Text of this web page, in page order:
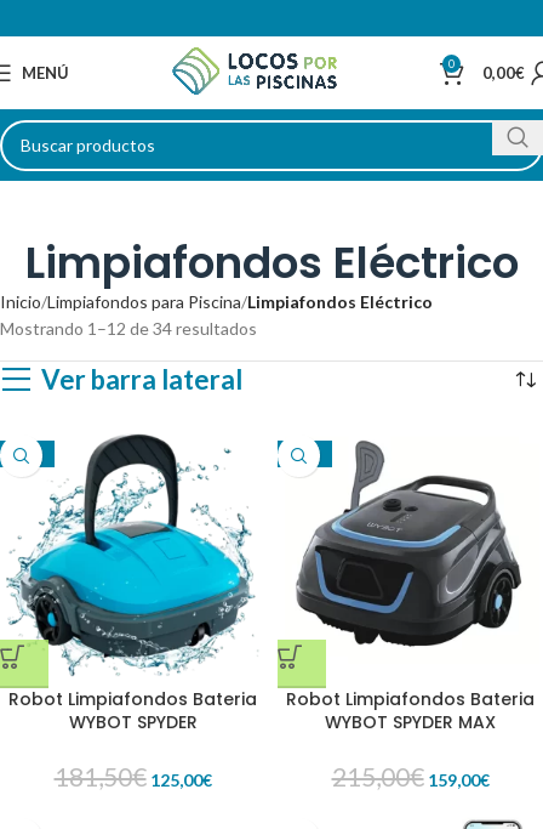
MENÚ 0 0,00€
Limpiafondos Eléctrico
Inicio Limpiafondos para Piscina Limpiafondos Eléctrico
Mostrando 1–12 de 34 resultados
Ver barra lateral
-31%
Robot Limpiafondos Bateria
WYBOT SPYDER
181,50€ 125,00€
-26%
Robot Limpiafondos Bateria
WYBOT SPYDER MAX
215,00€ 159,00€